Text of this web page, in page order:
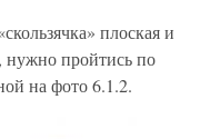
плоская и
нужно пройтись по
на фото 6.1.2.